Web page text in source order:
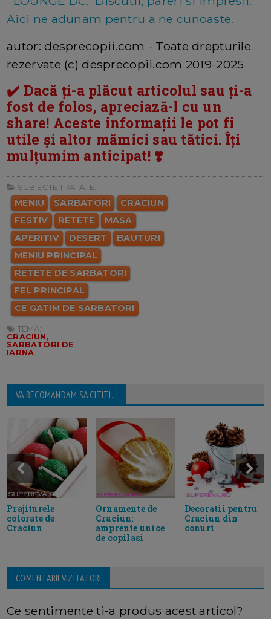
Aici ne adunam pentru a ne cunoaste.
autor: desprecopii.com - Toate drepturile
rezervate (c) desprecopii.com 2019-2025
✔️ Dacă ți-a plăcut articolul sau ți-a
fost de folos, apreciază-l cu un
share! Aceste informații le pot fi
utile și altor mămici sau tătici. Îți
mulțumim anticipat! ❣️
SUBIECTE TRATATE:
MENIU SARBATORI
CRACIUN
FESTIV
RETETE
MASA
APERITIV
DESERT
BAUTURI
MENIU PRINCIPAL
RETETE DE SARBATORI
FEL PRINCIPAL
CE GATIM DE SARBATORI
TEMA:
CRACIUN,
SARBATORI DE
IARNA
VA RECOMANDAM SA CITITI...
Prajiturele
colorate de
Craciun
Ornamente de
Craciun:
amprente unice
de copilasi
Decoratii pentru
Craciun din
conuri
COMENTARII VIZITATORI
Ce sentimente ti-a produs acest articol?